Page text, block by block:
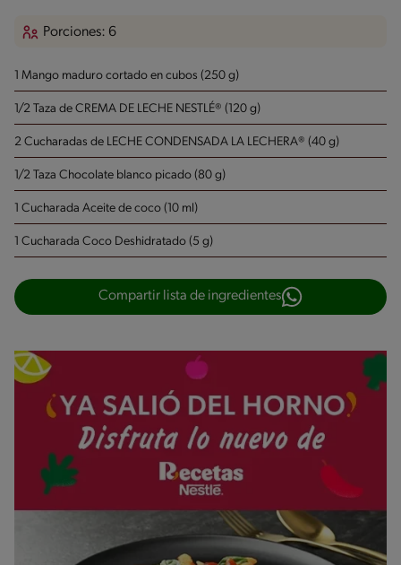
Porciones: 6
1 Mango maduro cortado en cubos (250 g)
1/2 Taza de CREMA DE LECHE NESTLÉ® (120 g)
2 Cucharadas de LECHE CONDENSADA LA LECHERA® (40 g)
1/2 Taza Chocolate blanco picado (80 g)
1 Cucharada Aceite de coco (10 ml)
1 Cucharada Coco Deshidratado (5 g)
Compartir lista de ingredientes